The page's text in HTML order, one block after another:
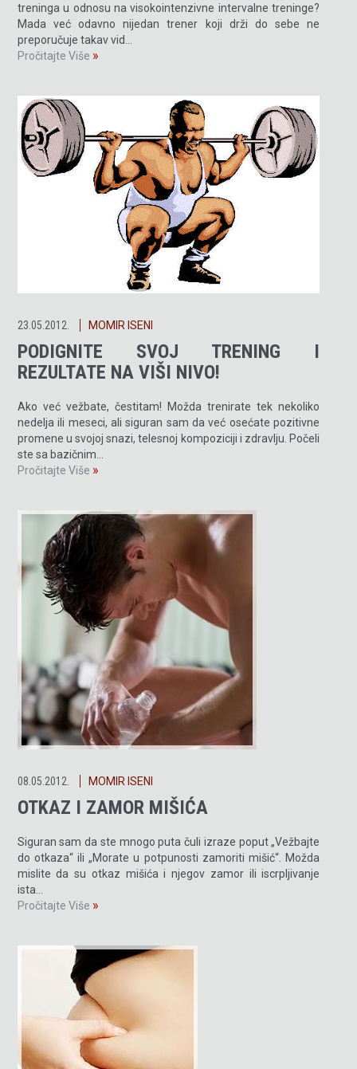
treninga u odnosu na visokointenzivne intervalne treninge?
Mada već odavno nijedan trener koji drži do sebe ne
preporučuje takav vid…
Pročitajte Više »
23.05.2012. MOMIR ISENI
PODIGNITE SVOJ TRENING I
REZULTATE NA VIŠI NIVO!
Ako već vežbate, čestitam! Možda trenirate tek nekoliko
nedelja ili meseci, ali siguran sam da već osećate pozitivne
promene u svojoj snazi, telesnoj kompoziciji i zdravlju. Počeli
ste sa bazičnim…
Pročitajte Više »
08.05.2012. MOMIR ISENI
OTKAZ I ZAMOR MIŠIĆA
Siguran sam da ste mnogo puta čuli izraze poput „Vežbajte
do otkaza“ ili „Morate u potpunosti zamoriti mišić“. Možda
mislite da su otkaz mišića i njegov zamor ili iscrpljivanje
ista…
Pročitajte Više »